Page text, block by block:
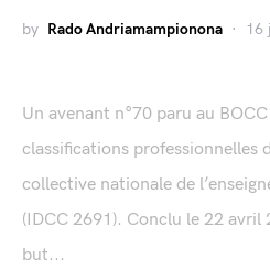
by Rado Andriamampionona 16
Un avenant n°70 paru au
classifications professionnelles
collective nationale de
(IDCC 2691). Conclu le 22
but...